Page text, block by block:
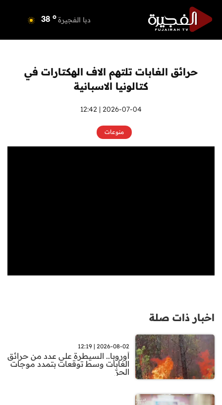
دبا الفجيرة 38 o
أم القيوين o
راس الخيمة
الفجيرة
حرائق الغابات تلتهم الاف الهكتارات في
كتالونيا الاسبانية
2026-07-04 | 12:42
منوعات
اخبار ذات صلة
2026-08-02 | 12:19
أوروبا.. السيطرة على عدد من حرائق
الغابات وسط توقعات بتمدد موجات
الحرّ